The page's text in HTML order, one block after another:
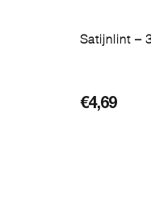
Satijnlint –
€4,69